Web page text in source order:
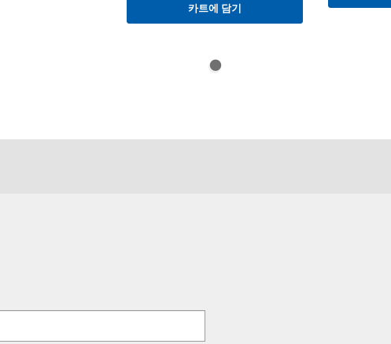
카트에 담기